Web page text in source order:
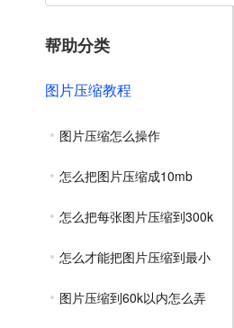
帮助分类
图片压缩教程
图片压缩怎么操作
怎么把图片压缩成10mb
怎么把每张图片压缩到300k
怎么才能把图片压缩到最小
图片压缩到60k以内怎么弄